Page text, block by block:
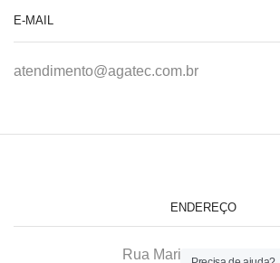
E-MAIL
atendimento@agatec.com.br
ENDEREÇO
Rua Maria Afonso, 166-A